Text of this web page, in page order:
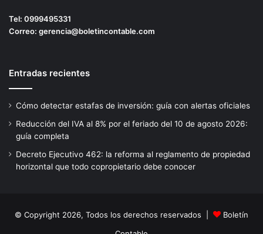
Tel: 0999495331
Correo: gerencia@boletincontable.com
Entradas recientes
Cómo detectar estafas de inversión: guía con alertas oficiales
Reducción del IVA al 8% por el feriado del 10 de agosto 2026:
guía completa
Decreto Ejecutivo 462: la reforma al reglamento de propiedad
horizontal que todo copropietario debe conocer
© Copyright 2026, Todos los derechos reservados |
Boletín